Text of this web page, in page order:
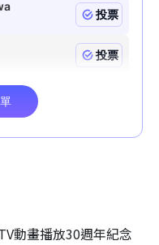
動畫播放30週年紀念